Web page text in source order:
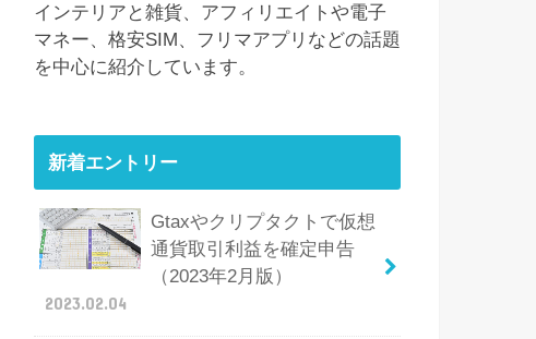
インテリアと雑貨、アフィリエイトや電子
マネー、格安SIM、フリマアプリなどの話題
を中心に紹介しています。
新着エントリー
Gtaxやクリプタクトで仮想
通貨取引利益を確定申告
（2023年2月版）
2023.02.04